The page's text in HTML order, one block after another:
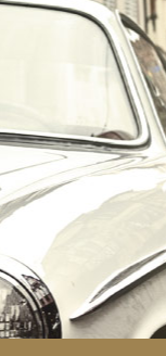
הרכב הוא
במקום לקבל שטויות